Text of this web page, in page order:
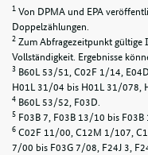
1Von DPMA und EPA
Doppelzählungen.
2Zum Abfragezeitpunkt gültige
Vollständigkeit. Ergebnisse
3 B60L 53/51, C02F 1/14,
H01L 31/04 bis H01L 31/078,
4 B60L 53/52, F03D.
5 F03B 7, F03B 13/10 bis
6C02F 11/00, C12M 1/107,
7/00 bis F03G 7/08, F24J 3,